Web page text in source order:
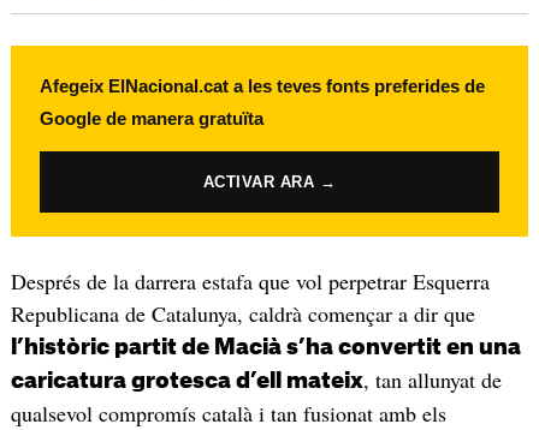
Afegeix ElNacional.cat a les teves fonts preferides de
Google de manera gratuïta
ACTIVAR ARA →
Després de la darrera estafa que vol perpetrar Esquerra
Republicana de Catalunya, caldrà començar a dir que
l’històric partit de Macià s’ha convertit en una
caricatura grotesca d’ell mateix, tan allunyat de
qualsevol compromís català i tan fusionat amb els